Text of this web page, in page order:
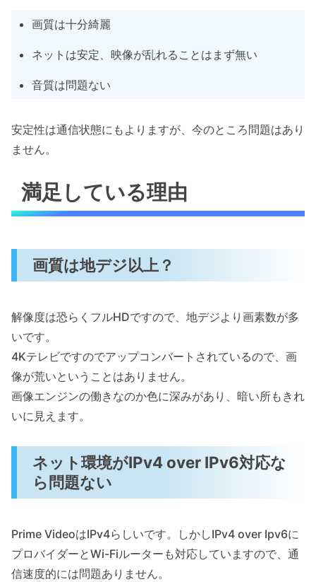
画質は十分綺麗
ネットは安定、映像が乱れることはまず無い
音質は問題ない
安定性は通信状態にもよりますが、今のところ問題はあり
ません。
満足している理由
画質は地デジ以上？
解像度は恐らくフルHDですので、地デジより画素数が多
いです。
4Kテレビですのでアップコンバートされているので、画
像が荒いということはありません。
画像エンジンの働きなのか色に深みがあり、暗い所もきれ
いに見えます。
ネット環境がIPv4 over IPv6対応な
ら問題ない
Prime VideoはIPv4らしいです。しかしIPv4 over Ipv6に
プロバイダーとWi-Fiルーターも対応していますので、通
信速度的には問題ありません。